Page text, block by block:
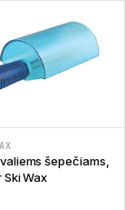
šepečiams,
Ski Wax